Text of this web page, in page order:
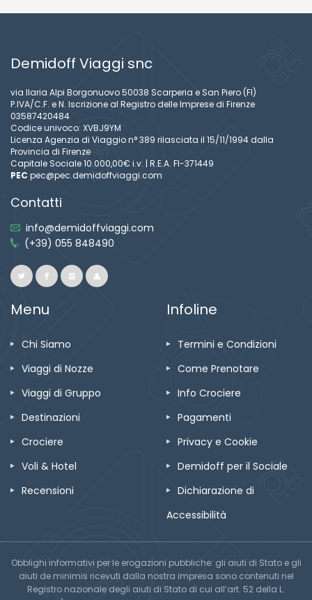
Demidoff Viaggi snc
via Ilaria Alpi Borgonuovo 50038 Scarperia e San Piero (FI)
P.IVA/C.F. e N. Iscrizione al Registro delle Imprese di Firenze
03587420484
Codice univoco: XVBJ9YM
Licenza Agenzia di Viaggio n° 389 rilasciata il 15/11/1994 dalla
Provincia di Firenze
Capitale Sociale 10.000,00€ i.v. | R.E.A. FI-371449
PEC pec@pec.demidoffviaggi.com
Contatti
info@demidoffviaggi.com
(+39) 055 848490
Menu
Chi Siamo
Viaggi di Nozze
Viaggi di Gruppo
Destinazioni
Crociere
Voli & Hotel
Recensioni
Infoline
Termini e Condizioni
Come Prenotare
Info Crociere
Pagamenti
Privacy e Cookie
Demidoff per il Sociale
Dichiarazione di
Accessibilità
Obblighi informativi per le erogazioni pubbliche: gli aiuti di Stato e gli
aiuti de minimis ricevuti dalla nostra impresa sono contenuti nel
Registro nazionale degli aiuti di Stato di cui all’art. 52 della L.